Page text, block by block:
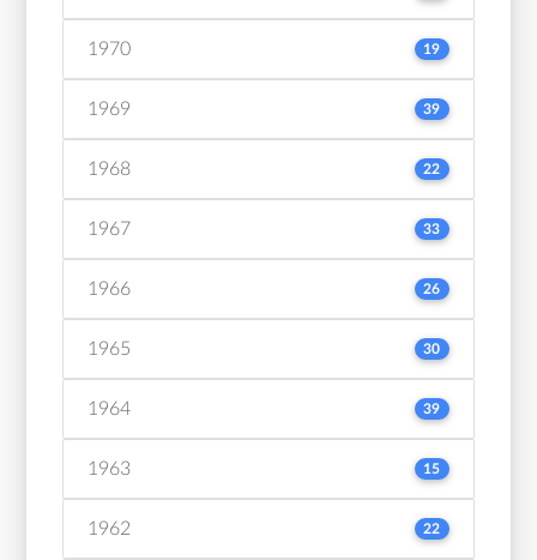
1970 19
1969 39
1968 22
1967 33
1966 26
1965 30
1964 39
1963 15
1962 22